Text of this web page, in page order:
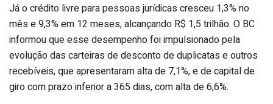
Já o crédito livre para pessoas jurídicas cresceu 1,3% no
mês e 9,3% em 12 meses, alcançando R$ 1,5 trilhão. O BC
informou que esse desempenho foi impulsionado pela
evolução das carteiras de desconto de duplicatas e outros
recebíveis, que apresentaram alta de 7,1%, e de capital de
giro com prazo inferior a 365 dias, com alta de 6,6%.